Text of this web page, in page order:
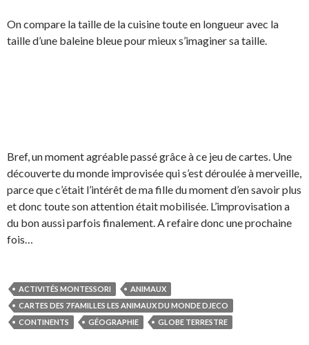
On compare la taille de la cuisine toute en longueur avec la
taille d’une baleine bleue pour mieux s’imaginer sa taille.
Bref, un moment agréable passé grâce à ce jeu de cartes. Une
découverte du monde improvisée qui s’est déroulée à merveille,
parce que c’était l’intérêt de ma fille du moment d’en savoir plus
et donc toute son attention était mobilisée. L’improvisation a
du bon aussi parfois finalement. A refaire donc une prochaine
fois…
ACTIVITÉS MONTESSORI
ANIMAUX
CARTES DES 7 FAMILLES LES ANIMAUX DU MONDE DJECO
CONTINENTS
GÉOGRAPHIE GLOBE TERRESTRE